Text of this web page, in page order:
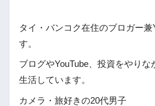
タイ・バンコク在住のブロガー
す。
ブログやYouTube、投資をやり
生活しています。
カメラ・旅好きの20代男子